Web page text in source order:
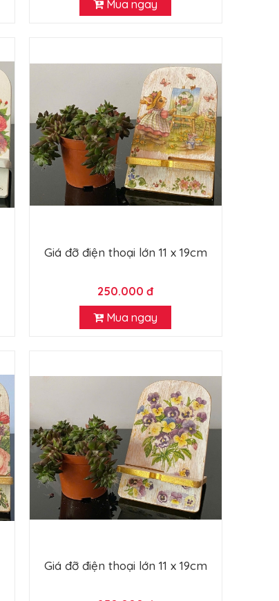
Mua ngay
Giá đỡ điện thoại lớn 11 x 19cm
250.000 đ
Mua ngay
Giá đỡ điện thoại lớn 11 x 19cm